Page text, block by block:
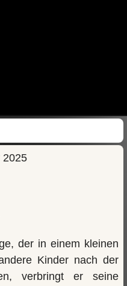
2025
der in einem kleinen
Kinder nach der
verbringt er seine